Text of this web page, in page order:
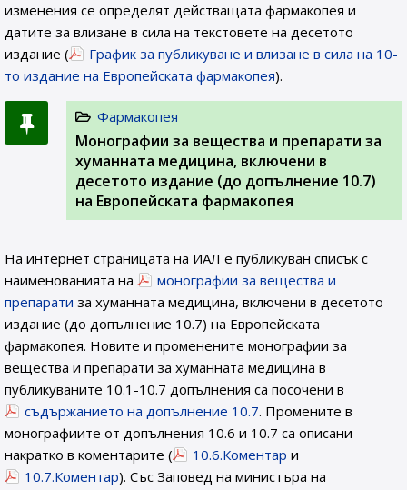
изменения се определят действащата фармакопея и
датите за влизане в сила на текстовете на десетото
издание (
График за публикуване и влизане в сила на 10-
то издание на Европейската фармакопея).
Фармакопея
Монографии за вещества и препарати за
хуманната медицина, включени в
десетото издание (до допълнение 10.7)
на Европейската фармакопея
На интернет страницата на ИАЛ e публикуван списък с
наименованията на
монографии за вещества и
препарати за хуманната медицина, включени в десетото
издание (до допълнение 10.7) на Европейската
фармакопея. Новите и променените монографии за
вещества и препарати за хуманната медицина в
публикуваните 10.1-10.7 допълнения са посочени в
съдържанието на допълнение 10.7. Промените в
монографиите от допълнения 10.6 и 10.7 са описани
накратко в коментарите (
10.6.Коментар и
10.7.Коментар). Със Заповед на министъра на